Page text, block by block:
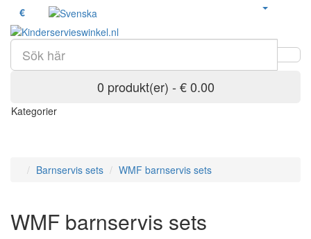
€
0 produkt(er) - € 0.00
Kategorier
Barnservis sets WMF barnservis sets
WMF barnservis sets